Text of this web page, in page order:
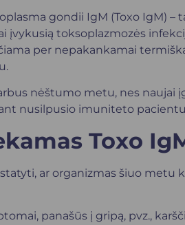
gondii IgM (Toxo IgM)
įvykusią toksoplazmozės
per nepakankamai
nėštumo metu, nes naujai
nusilpusio imuniteto
Toxo
ar organizmas šiuo metu
panašūs į gripą, pvz.,